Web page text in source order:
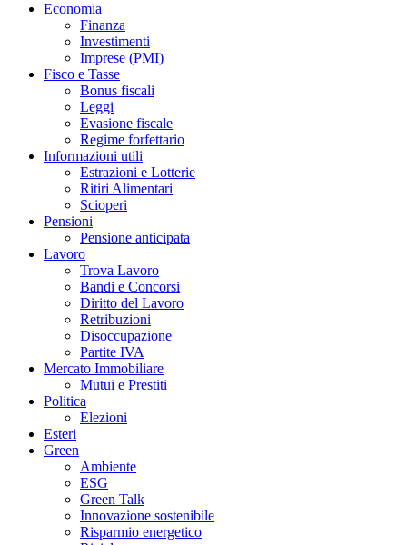
Economia
Finanza
Investimenti
Imprese (PMI)
Fisco e Tasse
Bonus fiscali
Leggi
Evasione fiscale
Regime forfettario
Informazioni utili
Estrazioni e Lotterie
Ritiri Alimentari
Scioperi
Pensioni
Pensione anticipata
Lavoro
Trova Lavoro
Bandi e Concorsi
Diritto del Lavoro
Retribuzioni
Disoccupazione
Partite IVA
Mercato Immobiliare
Mutui e Prestiti
Politica
Elezioni
Esteri
Green
Ambiente
ESG
Green Talk
Innovazione sostenibile
Risparmio energetico